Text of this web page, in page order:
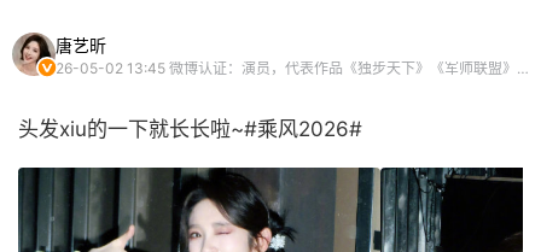
唐艺昕
26-05-02 13:45 微博认证：演员，代表作品《独步天下》《军师联盟》《甄嬛传》《诛仙》等
头发xiu的一下就长长啦~#乘风2026# ​